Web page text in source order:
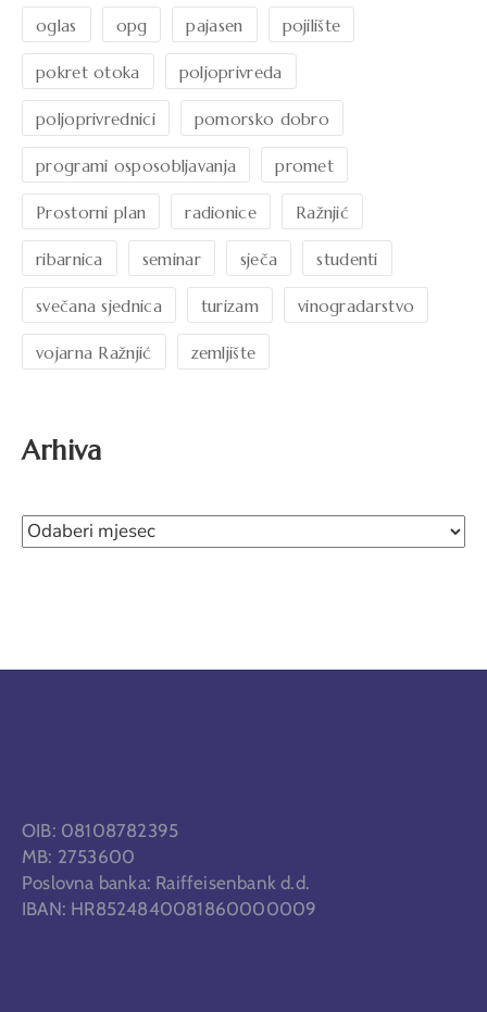
oglas opg pajasen pojilište
pokret otoka poljoprivreda
poljoprivrednici pomorsko dobro
programi osposobljavanja promet
Prostorni plan radionice Ražnjić
ribarnica seminar sječa studenti
svečana sjednica turizam vinogradarstvo
vojarna Ražnjić zemljište
Arhiva
OIB: 08108782395
MB: 2753600
Poslovna banka: Raiffeisenbank d.d.
IBAN: HR8524840081860000009